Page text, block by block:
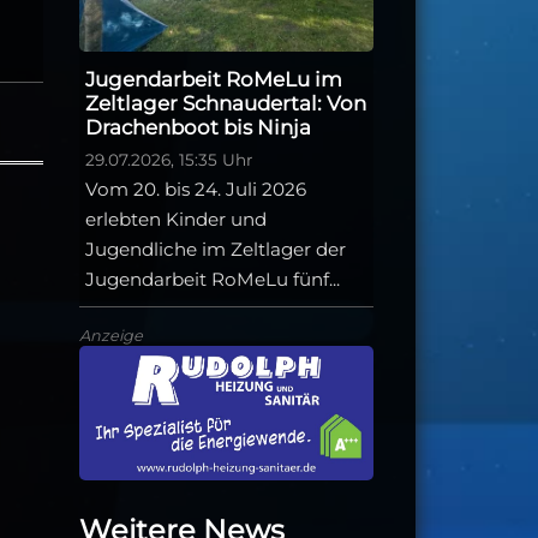
Jugendarbeit RoMeLu im
Zeltlager Schnaudertal: Von
Drachenboot bis Ninja
29.07.2026, 15:35 Uhr
Vom 20. bis 24. Juli 2026
erlebten Kinder und
Jugendliche im Zeltlager der
Jugendarbeit RoMeLu fünf...
Anzeige
Weitere News